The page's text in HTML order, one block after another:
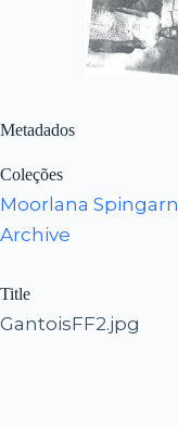
Metadados
Coleções
Moorlana Spingarn
Archive
Title
GantoisFF2.jpg